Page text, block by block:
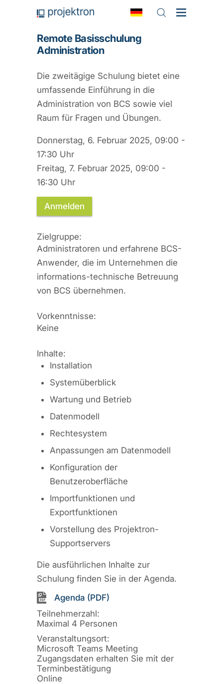
Remote Basisschulung
Administration
Die zweitägige Schulung bietet eine
umfassende Einführung in die
Administration von BCS sowie viel
Raum für Fragen und Übungen.
Donnerstag, 6. Februar 2025, 09:00 -
17:30 Uhr
Freitag, 7. Februar 2025, 09:00 -
16:30 Uhr
Anmelden
Zielgruppe:
Administratoren und erfahrene BCS-
Anwender, die im Unternehmen die
informations-technische Betreuung
von BCS übernehmen.
Vorkenntnisse:
Keine
Inhalte:
Installation
Systemüberblick
Wartung und Betrieb
Datenmodell
Rechtesystem
Anpassungen am Datenmodell
Konfiguration der
Benutzeroberfläche
Importfunktionen und
Exportfunktionen
Vorstellung des Projektron-
Supportservers
Die ausführlichen Inhalte zur
Schulung finden Sie in der Agenda.
Agenda (PDF)
Teilnehmerzahl:
Maximal 4 Personen
Veranstaltungsort:
Microsoft Teams Meeting
Zugangsdaten erhalten Sie mit der
Terminbestätigung
Online